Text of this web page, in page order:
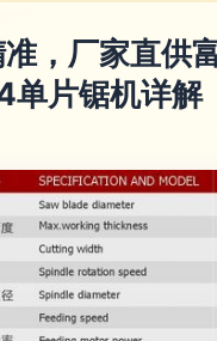
，厂家直供
单片锯机详解